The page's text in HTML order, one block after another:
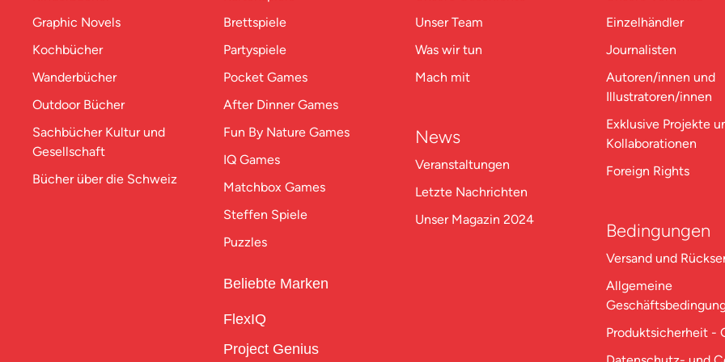
Graphic Novels
Kochbücher
Wanderbücher
Outdoor Bücher
Sachbücher Kultur und
Gesellschaft
Bücher über die Schweiz
Brettspiele
Partyspiele
Pocket Games
After Dinner Games
Fun By Nature Games
IQ Games
Matchbox Games
Steffen Spiele
Puzzles
Beliebte Marken
FlexIQ
Project Genius
Unser Team
Was wir tun
Mach mit
News
Veranstaltungen
Letzte Nachrichten
Unser Magazin 2024
Einzelhändler
Journalisten
Autoren/innen und
Illustratoren/innen
Exklusive Projekte
Kollaborationen
Foreign Rights
Bedingungen
Versand und
Allgemeine
Produktsicherheit -